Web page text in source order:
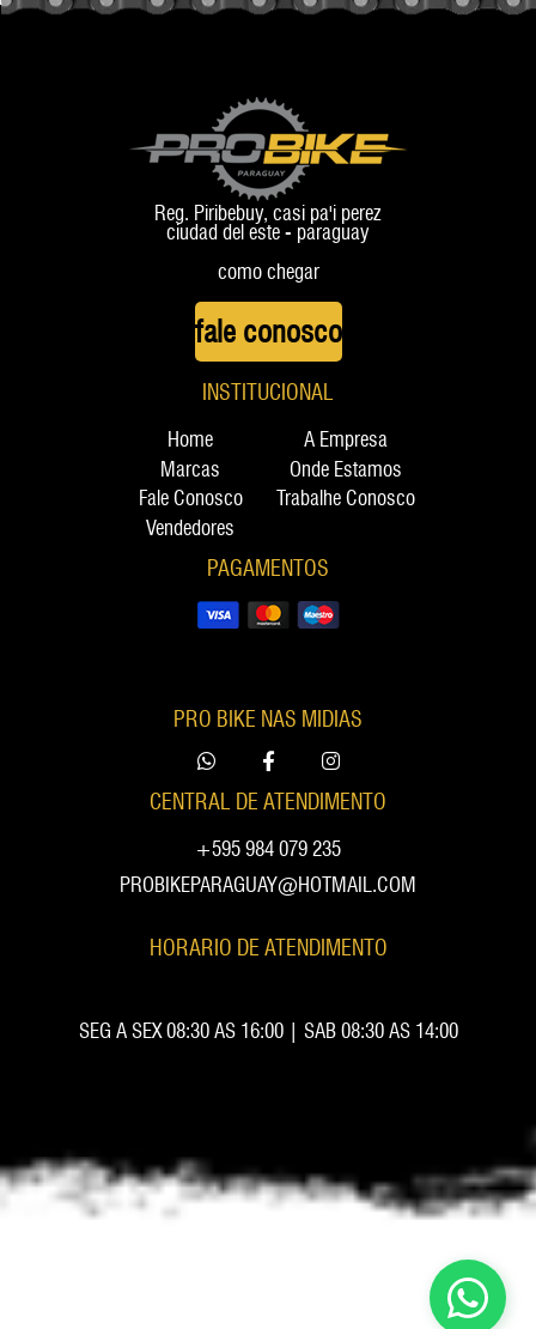
Reg. Piribebuy, casi pa'i perez
ciudad del este - paraguay
como chegar
fale conosco
INSTITUCIONAL
Home
A Empresa
Marcas
Onde Estamos
Fale Conosco
Trabalhe Conosco
Vendedores
PAGAMENTOS
PRO BIKE NAS MIDIAS
CENTRAL DE ATENDIMENTO
+595 984 079 235
PROBIKEPARAGUAY@HOTMAIL.COM
HORARIO DE ATENDIMENTO
SEG A SEX 08:30 AS 16:00 | SAB 08:30 AS 14:00